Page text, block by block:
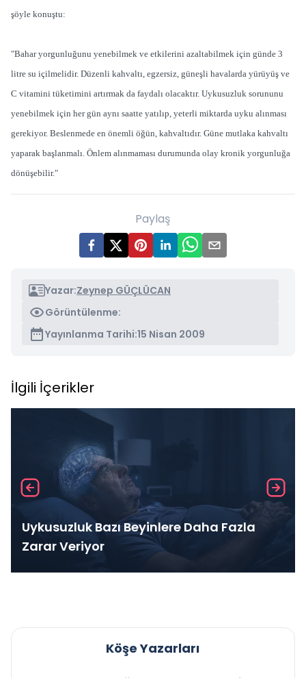
şöyle konuştu:
"Bahar yorgunluğunu yenebilmek ve etkilerini azaltabilmek için günde 3
litre su içilmelidir. Düzenli kahvaltı, egzersiz, güneşli havalarda yürüyüş ve
C vitamini tüketimini artırmak da faydalı olacaktır. Uykusuzluk sorununu
yenebilmek için her gün aynı saatte yatılıp, yeterli miktarda uyku alınması
gerekiyor. Beslenmede en önemli öğün, kahvaltıdır. Güne mutlaka kahvaltı
yaparak başlanmalı. Önlem alınmaması durumunda olay kronik yorgunluğa
dönüşebilir."
Paylaş
Yazar:Zeynep GÜÇLÜCAN
Görüntülenme:
Yayınlanma Tarihi:15 Nisan 2009
İlgili İçerikler
Uykusuzluk Bazı Beyinlere Daha Fazla
Zarar Veriyor
Köşe Yazarları